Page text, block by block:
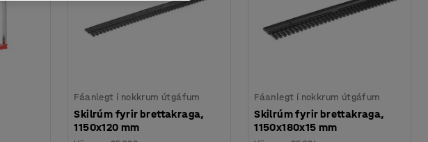
Fáanlegt í nokkrum útgáfum
Skilrúm fyrir brettakraga,
1150x120 mm
Fáanlegt í nokkrum útgáfum
Skilrúm fyrir brettakraga,
1150x180x15 mm